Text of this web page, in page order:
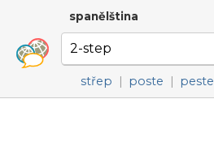
spanělština
střep | poste | peste